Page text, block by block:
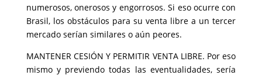
numerosos, onerosos y engorrosos. Si eso ocurre con
Brasil, los obstáculos para su venta libre a un tercer
mercado serían similares o aún peores.
MANTENER CESIÓN Y PERMITIR VENTA LIBRE. Por eso
mismo y previendo todas las eventualidades, sería